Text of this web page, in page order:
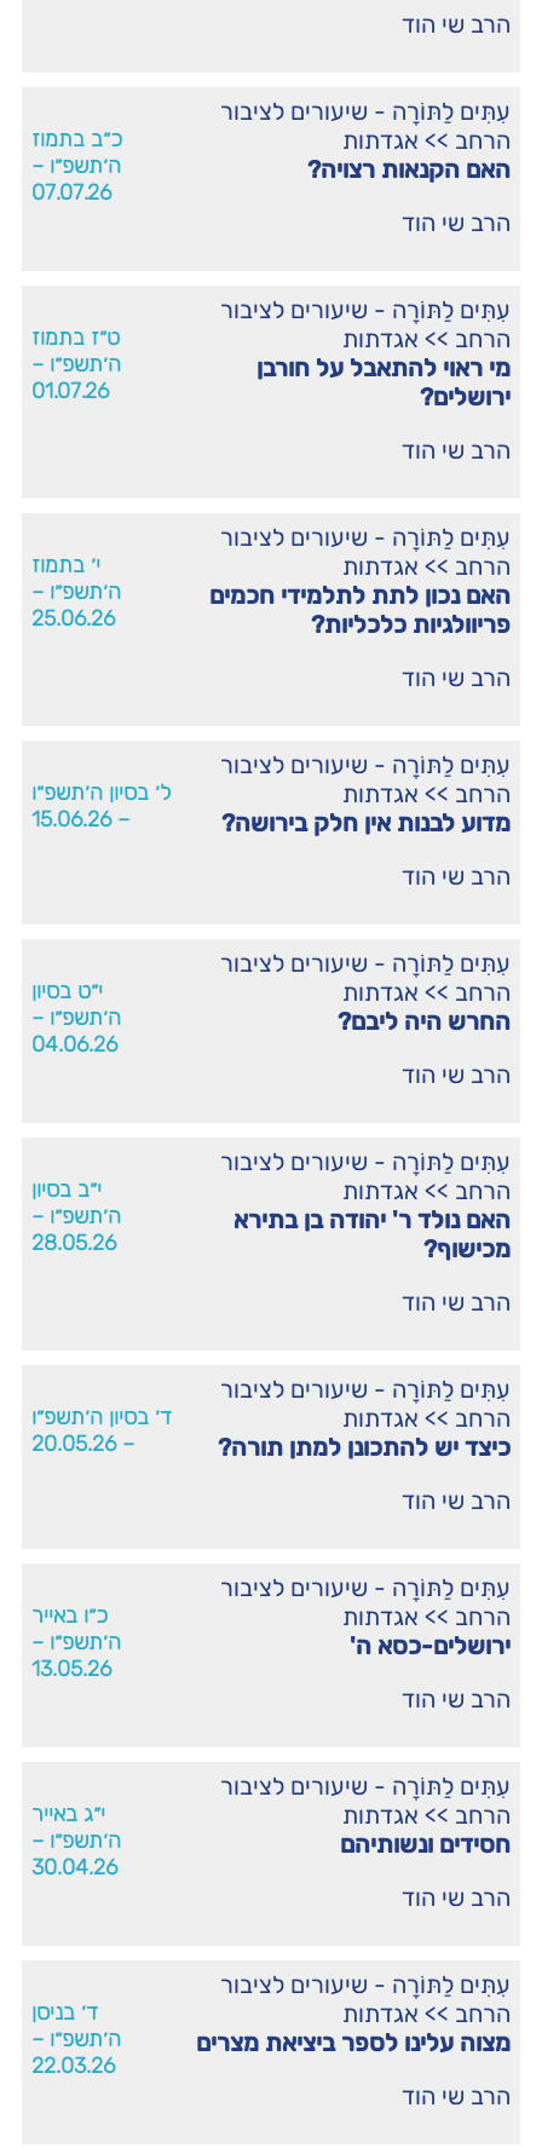
הרב שי הוד
עִתִּים לַתּוֹרָה - שיעורים לציבור
הרחב >> אגדתות
האם הקנאות רצויה?
הרב שי הוד
כ״ב בתמוז
ה׳תשפ״ו –
07.07.26
עִתִּים לַתּוֹרָה - שיעורים לציבור
הרחב >> אגדתות
מי ראוי להתאבל על חורבן
ירושלים?
הרב שי הוד
ט״ז בתמוז
ה׳תשפ״ו –
01.07.26
עִתִּים לַתּוֹרָה - שיעורים לציבור
הרחב >> אגדתות
האם נכון לתת לתלמידי חכמים
פריוולגיות כלכליות?
הרב שי הוד
י׳ בתמוז
ה׳תשפ״ו –
25.06.26
עִתִּים לַתּוֹרָה - שיעורים לציבור
הרחב >> אגדתות
מדוע לבנות אין חלק בירושה?
הרב שי הוד
ל׳ בסיון ה׳תשפ״ו
– 15.06.26
עִתִּים לַתּוֹרָה - שיעורים לציבור
הרחב >> אגדתות
החרש היה ליבם?
הרב שי הוד
י״ט בסיון
ה׳תשפ״ו –
04.06.26
עִתִּים לַתּוֹרָה - שיעורים לציבור
הרחב >> אגדתות
האם נולד ר' יהודה בן בתירא
מכישוף?
הרב שי הוד
י״ב בסיון
ה׳תשפ״ו –
28.05.26
עִתִּים לַתּוֹרָה - שיעורים לציבור
הרחב >> אגדתות
כיצד יש להתכונן למתן תורה?
הרב שי הוד
ד׳ בסיון ה׳תשפ״ו
– 20.05.26
עִתִּים לַתּוֹרָה - שיעורים לציבור
הרחב >> אגדתות
ירושלים-כסא ה'
הרב שי הוד
כ״ו באייר
ה׳תשפ״ו –
13.05.26
עִתִּים לַתּוֹרָה - שיעורים לציבור
הרחב >> אגדתות
חסידים ונשותיהם
הרב שי הוד
י״ג באייר
ה׳תשפ״ו –
30.04.26
עִתִּים לַתּוֹרָה - שיעורים לציבור
הרחב >> אגדתות
מצוה עלינו לספר ביציאת מצרים
הרב שי הוד
ד׳ בניסן
ה׳תשפ״ו –
22.03.26